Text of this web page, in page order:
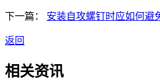
下一篇： 安装自攻螺钉时应如何避
返回
相关资讯